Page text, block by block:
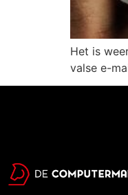
Het is
valse e-